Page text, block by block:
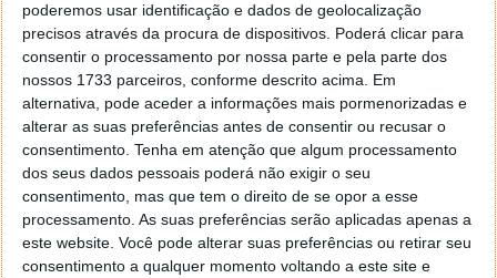
poderemos usar identificação e dados de geolocalização
precisos através da procura de dispositivos. Poderá clicar para
consentir o processamento por nossa parte e pela parte dos
nossos 1733 parceiros, conforme descrito acima. Em
alternativa, pode aceder a informações mais pormenorizadas e
alterar as suas preferências antes de consentir ou recusar o
consentimento. Tenha em atenção que algum processamento
dos seus dados pessoais poderá não exigir o seu
consentimento, mas que tem o direito de se opor a esse
processamento. As suas preferências serão aplicadas apenas a
este website. Você pode alterar suas preferências ou retirar seu
consentimento a qualquer momento voltando a este site e
Acompanhe o Pplware no Google Notícias
Proponha uma correção, faça uma sugestão
Autor:Ana Sofia Neto
PRÓXIMO ARTIGO